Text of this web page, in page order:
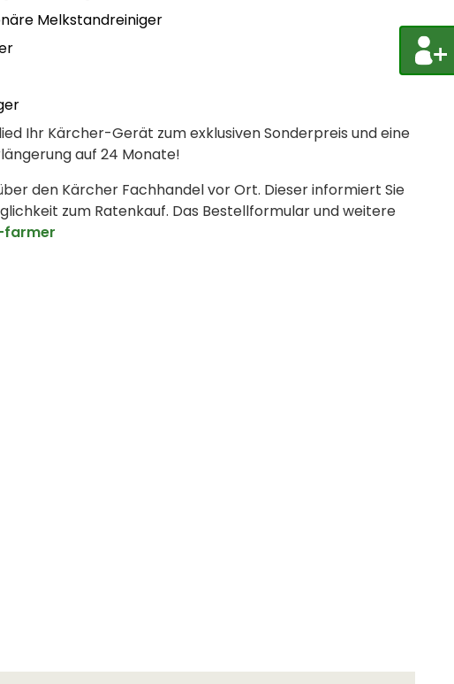
Melkstandreiniger
Ihr Kärcher-Gerät zum exklusiven Sonderpreis und eine
auf 24 Monate!
den Kärcher Fachhandel vor Ort. Dieser informiert Sie
zum Ratenkauf. Das Bestellformular und weitere